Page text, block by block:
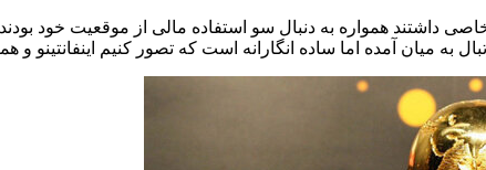
خاصی داشتند همواره به دنبال سو استفاده مالی از موقعیت خود
به میان آمده اما ساده انگارانه است که تصور کنیم